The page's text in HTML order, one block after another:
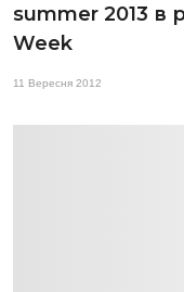
summer 2013 в
Week
11 Вересня 2012